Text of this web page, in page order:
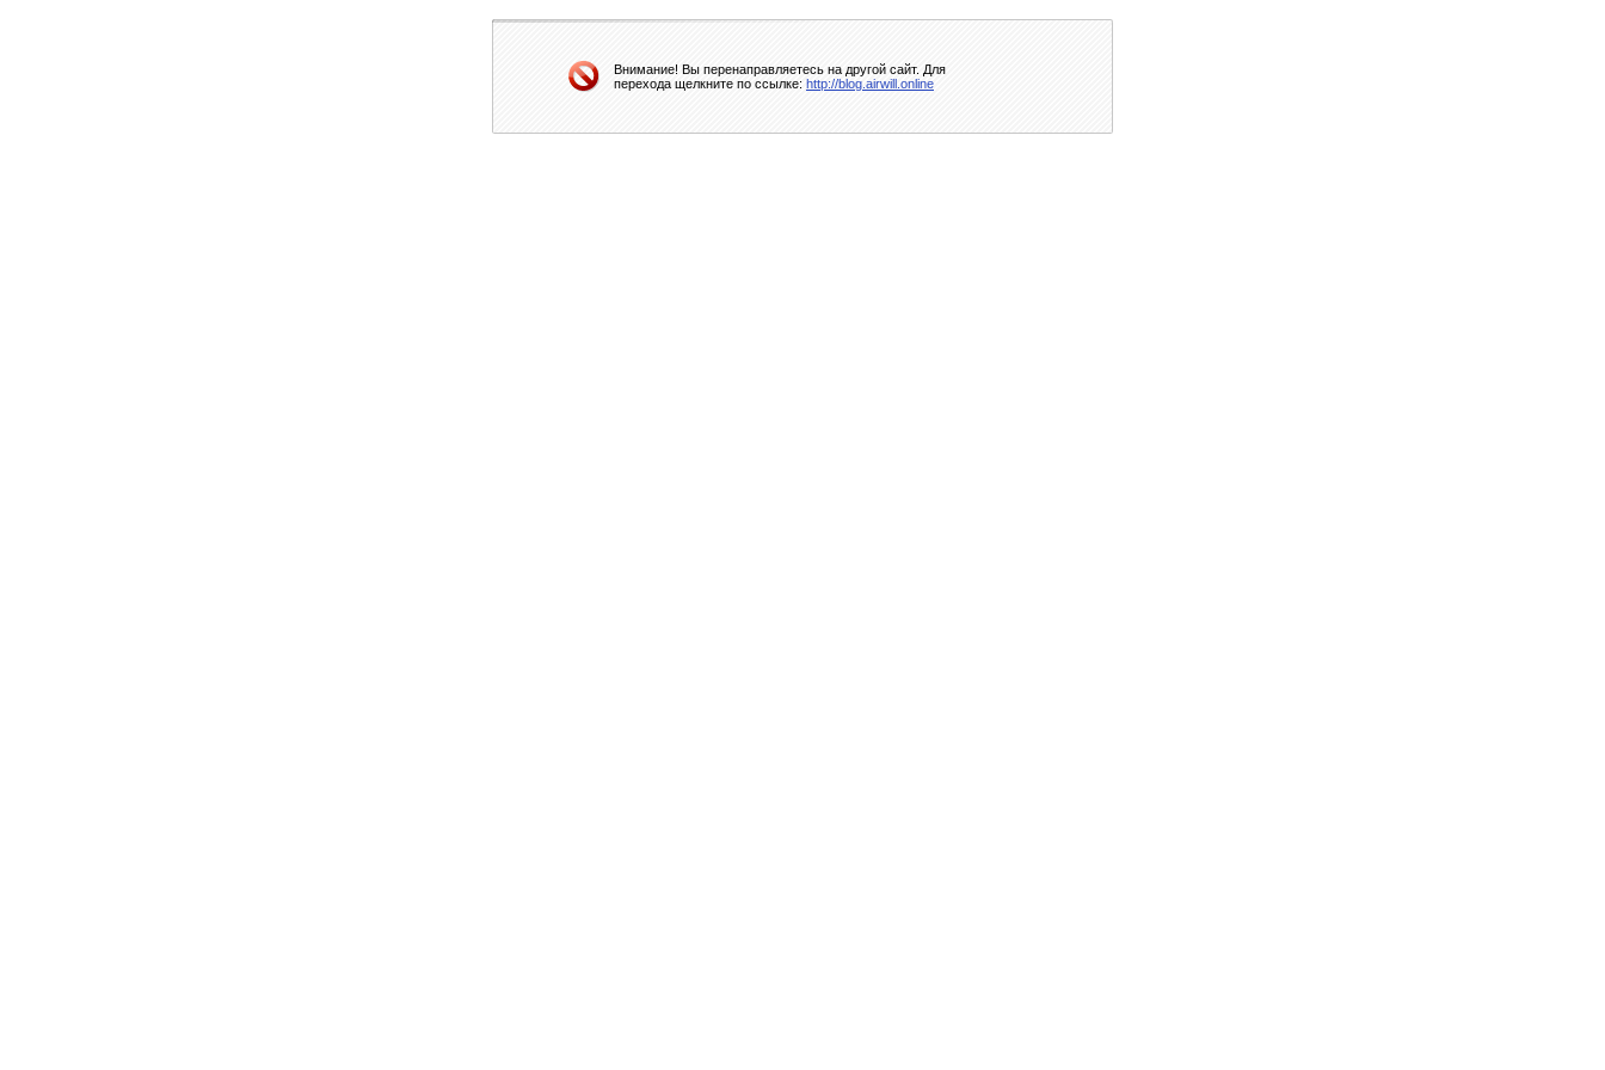
Внимание! Вы перенаправляетесь на другой сайт. Для
перехода щелкните по ссылке: http://blog.airwill.online